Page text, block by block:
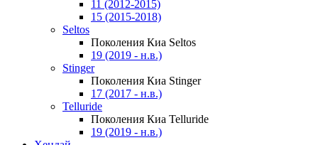
11 (2012-2015)
15 (2015-2018)
Seltos
Поколения Киа Seltos
19 (2019 - н.в.)
Stinger
Поколения Киа Stinger
17 (2017 - н.в.)
Telluride
Поколения Киа Telluride
19 (2019 - н.в.)